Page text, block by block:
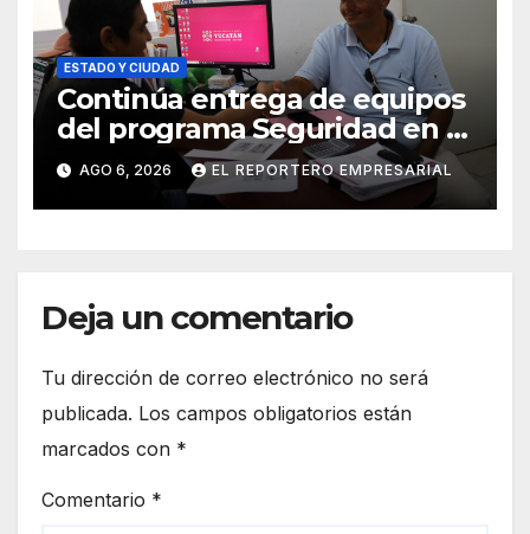
ESTADO Y CIUDAD
Continúa entrega de equipos
del programa Seguridad en el
Mar
AGO 6, 2026 EL REPORTERO EMPRESARIAL
Deja un comentario
Tu dirección de correo electrónico no será
publicada. Los campos obligatorios están
marcados con *
Comentario *